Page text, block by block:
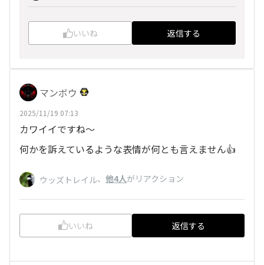
いいね 返信する
マンボウ
2025/11/19 07:13
カワイイですね～
何かを訴えているような表情が何とも言えません👍
ウッズトレイル、 他4人がリアクション
いいね 返信する